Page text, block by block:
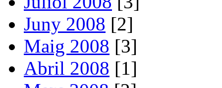
Juny 2008 [2]
Maig 2008 [3]
Abril 2008 [1]